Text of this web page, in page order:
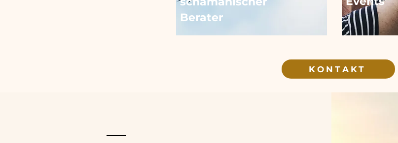
Berater
KONTAKT